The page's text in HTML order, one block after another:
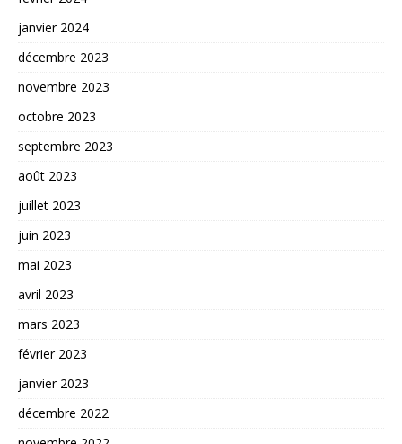
janvier 2024
décembre 2023
novembre 2023
octobre 2023
septembre 2023
août 2023
juillet 2023
juin 2023
mai 2023
avril 2023
mars 2023
février 2023
janvier 2023
décembre 2022